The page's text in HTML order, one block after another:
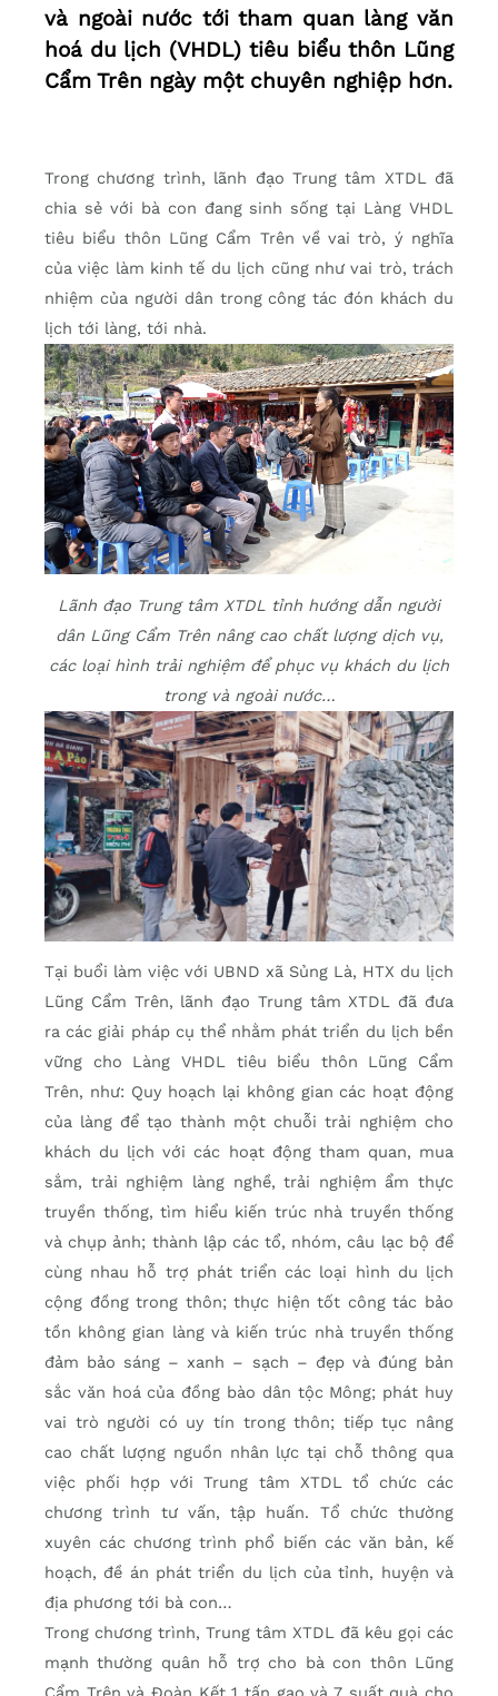
và ngoài nước tới tham quan làng văn
hoá du lịch (VHDL) tiêu biểu thôn Lũng
Cẩm Trên ngày một chuyên nghiệp hơn.
Trong chương trình, lãnh đạo Trung tâm XTDL đã
chia sẻ với bà con đang sinh sống tại Làng VHDL
tiêu biểu thôn Lũng Cẩm Trên về vai trò, ý nghĩa
của việc làm kinh tế du lịch cũng như vai trò, trách
nhiệm của người dân trong công tác đón khách du
lịch tới làng, tới nhà.
Lãnh đạo Trung tâm XTDL tỉnh hướng dẫn người
dân Lũng Cẩm Trên nâng cao chất lượng dịch vụ,
các loại hình trải nghiệm để phục vụ khách du lịch
trong và ngoài nước…
Tại buổi làm việc với UBND xã Sủng Là, HTX du lịch
Lũng Cẩm Trên, lãnh đạo Trung tâm XTDL đã đưa
ra các giải pháp cụ thể nhằm phát triển du lịch bền
vững cho Làng VHDL tiêu biểu thôn Lũng Cẩm
Trên, như: Quy hoạch lại không gian các hoạt động
của làng để tạo thành một chuỗi trải nghiệm cho
khách du lịch với các hoạt động tham quan, mua
sắm, trải nghiệm làng nghề, trải nghiệm ẩm thực
truyền thống, tìm hiểu kiến trúc nhà truyền thống
và chụp ảnh; thành lập các tổ, nhóm, câu lạc bộ để
cùng nhau hỗ trợ phát triển các loại hình du lịch
cộng đồng trong thôn; thực hiện tốt công tác bảo
tồn không gian làng và kiến trúc nhà truyền thống
đảm bảo sáng – xanh – sạch – đẹp và đúng bản
sắc văn hoá của đồng bào dân tộc Mông; phát huy
vai trò người có uy tín trong thôn; tiếp tục nâng
cao chất lượng nguồn nhân lực tại chỗ thông qua
việc phối hợp với Trung tâm XTDL tổ chức các
chương trình tư vấn, tập huấn. Tổ chức thường
xuyên các chương trình phổ biến các văn bản, kế
hoạch, đề án phát triển du lịch của tỉnh, huyện và
địa phương tới bà con…
Trong chương trình, Trung tâm XTDL đã kêu gọi các
mạnh thường quân hỗ trợ cho bà con thôn Lũng